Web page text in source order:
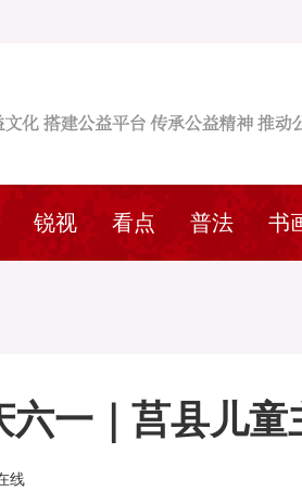
锐视 看点 普法 书
六一｜莒县儿
线